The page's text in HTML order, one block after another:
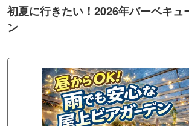
初夏に行きたい！2026年バーベキュ
ン